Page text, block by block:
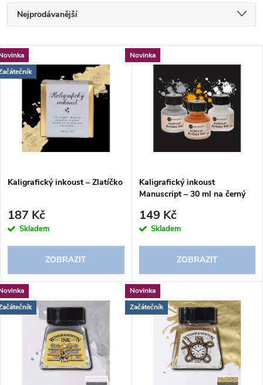
Ř
a
z
p
r
o
d
u
Nejprodávanější
Nejdražší
Abecedně
V
ý
s
p
r
d
u
Kaligrafický inkoust – Zlatíčko
187 Kč
Skladem
ZOBRAZIT
Novinka
Kaligrafický inkoust
Manuscript – 30 ml na černý
149 Kč
Skladem
ZOBRAZIT
Novinka
Začátečník